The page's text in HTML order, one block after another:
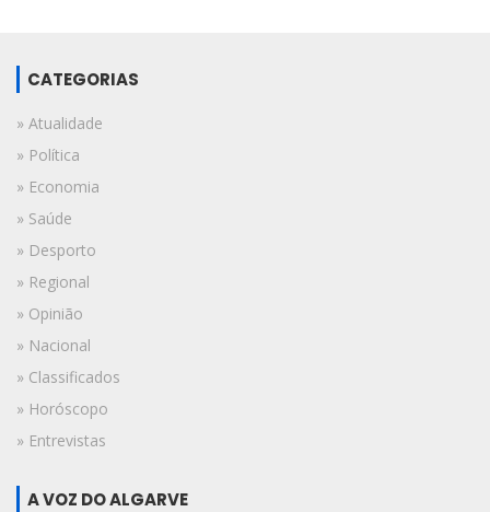
CATEGORIAS
» Atualidade
» Política
» Economia
» Saúde
» Desporto
» Regional
» Opinião
» Nacional
» Classificados
» Horóscopo
» Entrevistas
A VOZ DO ALGARVE